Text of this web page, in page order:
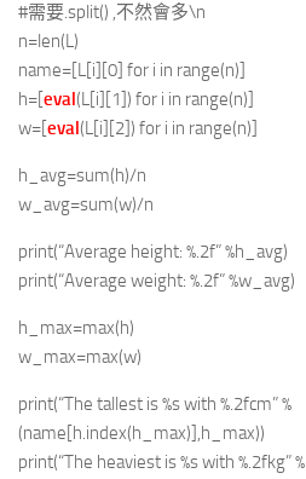
#需要.split() ,不然會多\n
n=len(L)
name=[L[i][0] for i in range(n)]
h=[eval(L[i][1]) for i in range(n)]
w=[eval(L[i][2]) for i in range(n)]
h_avg=sum(h)/n
w_avg=sum(w)/n
print(“Average height: %.2f” %h_avg)
print(“Average weight: %.2f” %w_avg)
h_max=max(h)
w_max=max(w)
print(“The tallest is %s with %.2fcm” %
(name[h.index(h_max)],h_max))
print(“The heaviest is %s with %.2fkg” %